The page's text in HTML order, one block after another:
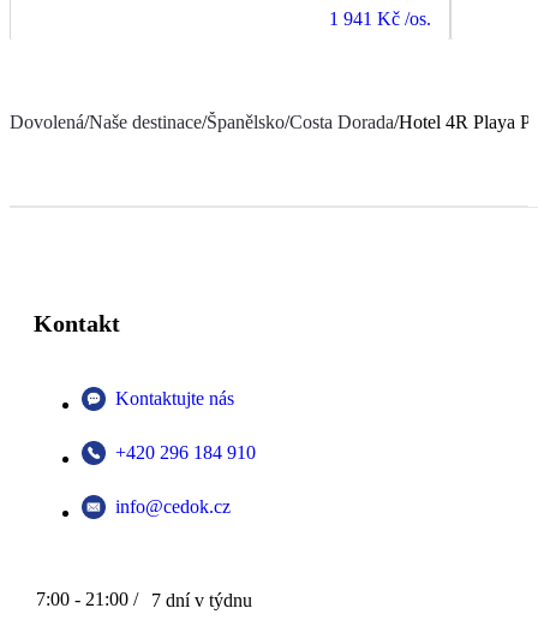
1 941 Kč /os.
Dovolená/Naše destinace/Španělsko/Costa Dorada/Hotel 4R Playa
Kontakt
Kontaktujte nás
+420 296 184 910
info@cedok.cz
7:00 - 21:00 / 7 dní v týdnu